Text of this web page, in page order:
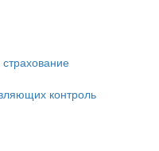
контроль